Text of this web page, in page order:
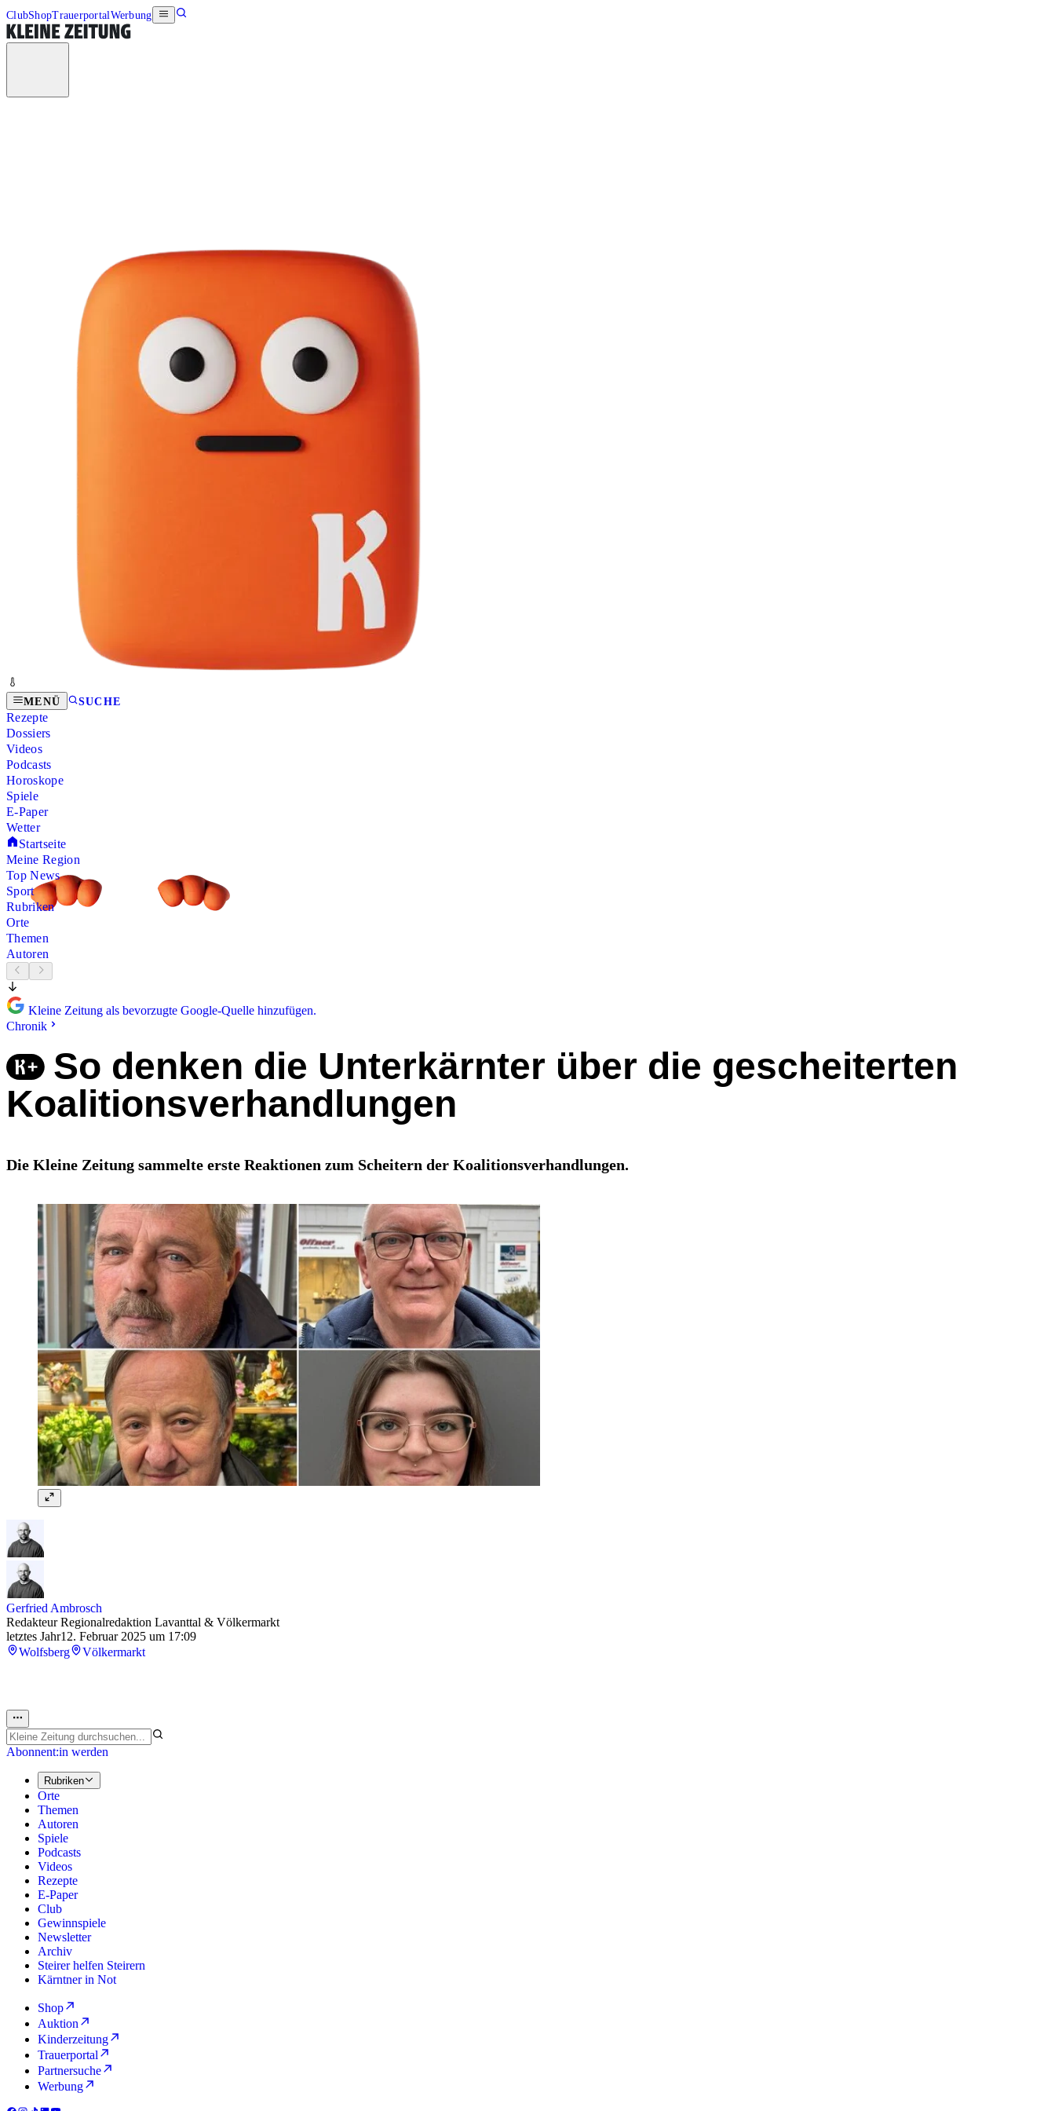
ClubShopTrauerportalWerbung
MENÜ SUCHE
Rezepte
Dossiers
Videos
Podcasts
Horoskope
Spiele
E-Paper
Wetter
Startseite
Meine Region
Top News
Sport
Rubriken
Orte
Themen
Autoren
Kleine Zeitung als bevorzugte Google-Quelle hinzufügen.
Chronik
So denken die Unterkärnter über die gescheiterten
Koalitionsverhandlungen
Die Kleine Zeitung sammelte erste Reaktionen zum Scheitern der Koalitionsverhandlungen.
Gerfried Ambrosch
Redakteur Regionalredaktion Lavanttal & Völkermarkt
letztes Jahr12. Februar 2025 um 17:09
Wolfsberg
Völkermarkt
Abonnent:in werden
Rubriken
Orte
Themen
Autoren
Spiele
Podcasts
Videos
Rezepte
E-Paper
Club
Gewinnspiele
Newsletter
Archiv
Steirer helfen Steirern
Kärntner in Not
Shop
Auktion
Kinderzeitung
Trauerportal
Partnersuche
Werbung